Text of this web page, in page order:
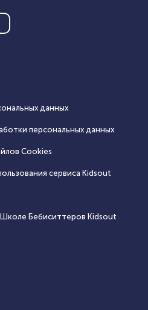
данных
персональных данных
Cookies
сервиса Кidsout
Бебиситтеров Kidsout